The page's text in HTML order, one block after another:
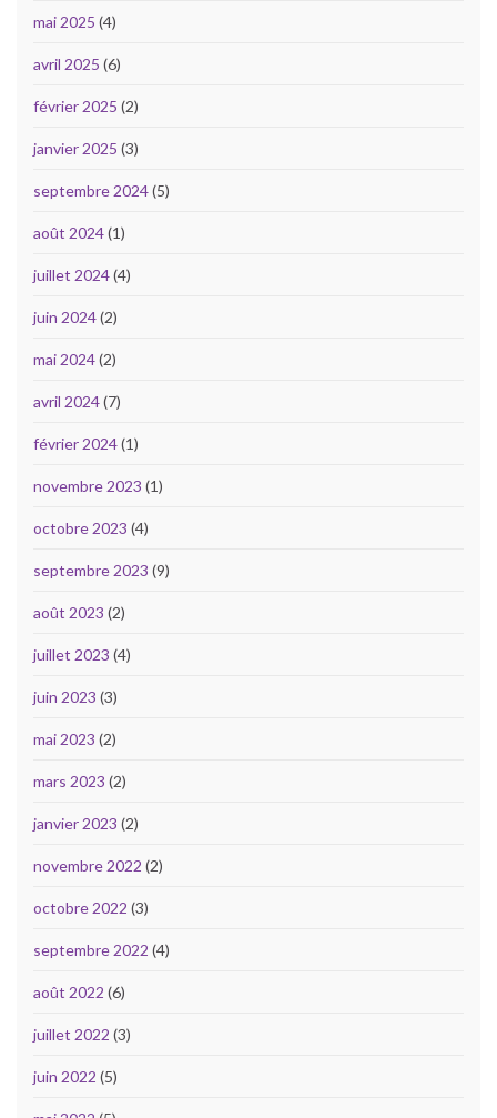
mai 2025 (4)
avril 2025 (6)
février 2025 (2)
janvier 2025 (3)
septembre 2024(5)
août 2024(1)
juillet 2024(4)
juin 2024(2)
mai 2024(2)
avril 2024(7)
février 2024(1)
novembre 2023 (1)
octobre 2023 (4)
septembre 2023 (9)
août 2023 (2)
juillet 2023 (4)
juin 2023 (3)
mai 2023 (2)
mars 2023 (2)
janvier 2023 (2)
novembre 2022 (2)
octobre 2022 (3)
septembre 2022 (4)
août 2022 (6)
juillet 2022 (3)
juin 2022 (5)